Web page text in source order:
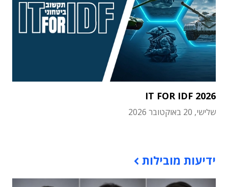
IT FOR IDF 2026
שלישי, 20 באוקטובר 2026
ידיעות מובילות